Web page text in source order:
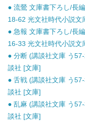
● 流鶯 文庫書下ろし/長
18-62 光文社時代小説文
● 急報 文庫書下ろし/長
16-33 光文社時代小説文
● 分断 (講談社文庫 う
談社 [文庫]
● 舌戦 (講談社文庫 う
談社 [文庫]
● 乱麻 (講談社文庫 う
談社 [文庫]